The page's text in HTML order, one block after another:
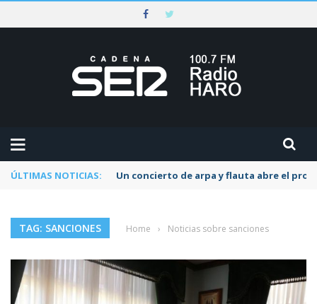
ÚLTIMAS NOTICIAS: Un concierto de arpa y flauta abre el
TAG: SANCIONES Home › Noticias sobre sanciones